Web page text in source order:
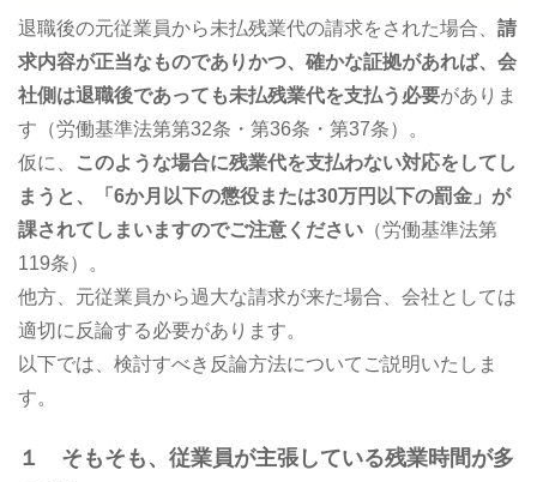
退職後の元従業員から未払残業代の請求をされた場合、 請
求内容が正当なものでありかつ、確かな証拠があれば、会
社側は退職後であっても未払残業代を支払う必要がありま
す（労働基準法第第32条・第36条・第37条）。
仮に、
このような場合に残業代を支払わない対応をしてし
まうと、
「 6か月以下の懲役または30万円以下の罰金」が
課されてしまいますのでご注意ください （労働基準法第
119条）。
他方、元従業員から過大な請求が来た場合、会社としては
適切に反論する必要があります。
以下では、検討すべき反論方法についてご説明いたしま
す。
１ そもそも、従業員が主張している残業時間が多